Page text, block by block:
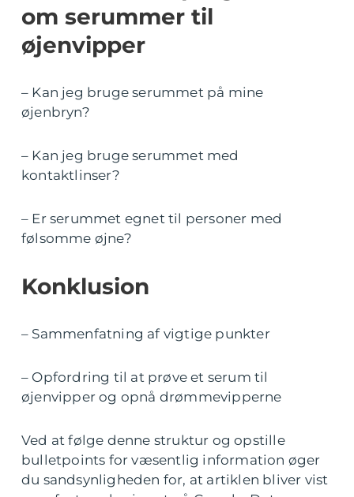
om serummer til
øjenvipper
– Kan jeg bruge serummet på mine
øjenbryn?
– Kan jeg bruge serummet med
kontaktlinser?
– Er serummet egnet til personer med
følsomme øjne?
Konklusion
– Sammenfatning af vigtige punkter
– Opfordring til at prøve et serum til
øjenvipper og opnå drømmevipperne
Ved at følge denne struktur og opstille
bulletpoints for væsentlig information øger
du sandsynligheden for, at artiklen bliver vist